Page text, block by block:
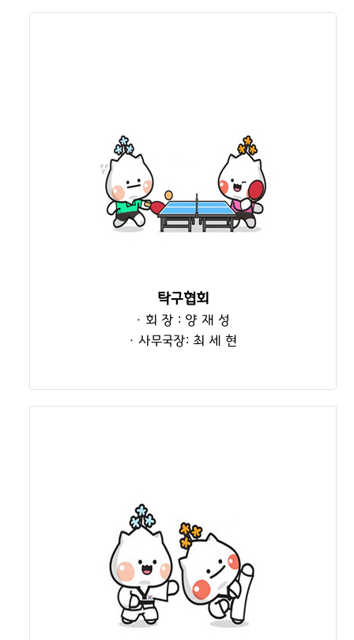
탁구협회
· 회 장 : 양 재 성
· 사무국장: 최 세 현